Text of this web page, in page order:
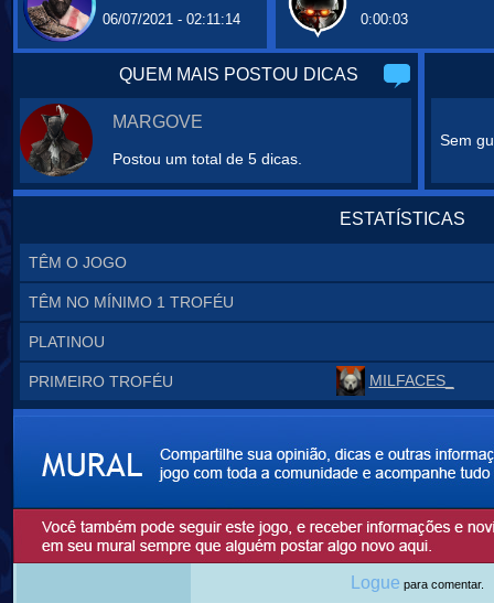
06/07/2021 - 02:11:14 0:00:03
QUEM MAIS POSTOU DICAS
MARGOVE
Postou um total de 5 dicas.
Sem
ESTATÍSTICAS
TÊM O JOGO
TÊM NO MÍNIMO 1 TROFÉU
PLATINOU
PRIMEIRO TROFÉU MILFACES_
Logue para comentar.